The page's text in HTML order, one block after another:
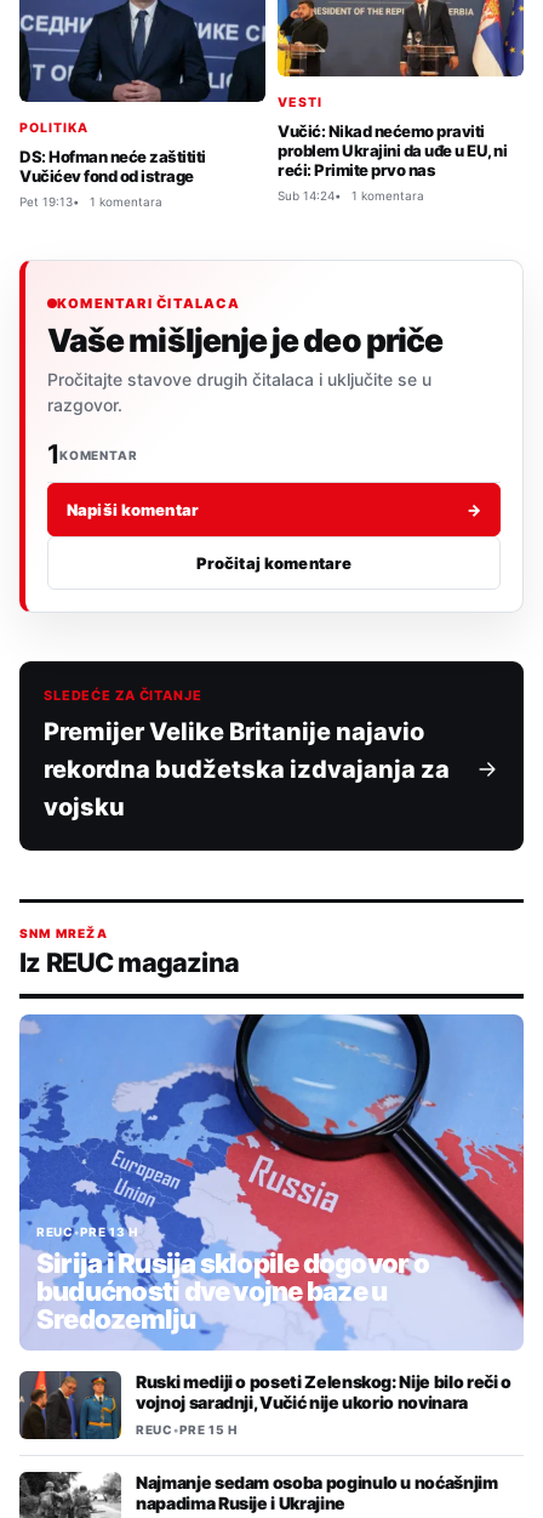
POLITIKA
DS: Hofman neće zaštititi
Vučićev fond od istrage
Pet 19:13 1 komentara
VESTI
Vučić: Nikad nećemo praviti
problem Ukrajini da uđe u EU, ni
reći: Primite prvo nas
Sub 14:24 1 komentara
KOMENTARI ČITALACA
Vaše mišljenje je deo priče
Pročitajte stavove drugih čitalaca i uključite se u
razgovor.
1KOMENTAR
Napiši komentar →
Pročitaj komentare
SLEDEĆE ZA ČITANJE
Premijer Velike Britanije najavio
rekordna budžetska izdvajanja za
vojsku
SNM MREŽA
Iz REUC magazina
REUC•PRE 13 H
Sirija i Rusija sklopile dogovor o
budućnosti dve vojne baze u
Sredozemlju
Ruski mediji o poseti Zelenskog: Nije bilo reči o
vojnoj saradnji, Vučić nije ukorio novinara
REUC•PRE 15 H
Najmanje sedam osoba poginulo u noćašnjim
napadima Rusije i Ukrajine